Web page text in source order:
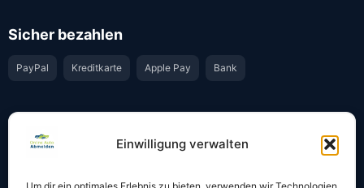
Einwilligung verwalten
Sicher bezahlen
PayPal Kreditkarte Apple Pay Bank